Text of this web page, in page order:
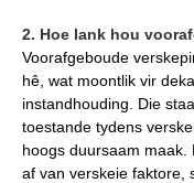
2. Hoe lank hou
Voorafgeboude
hê, wat moontlik vir
instandhouding. Die
toestande tydens
hoogs duursaam
af van verskeie faktore,